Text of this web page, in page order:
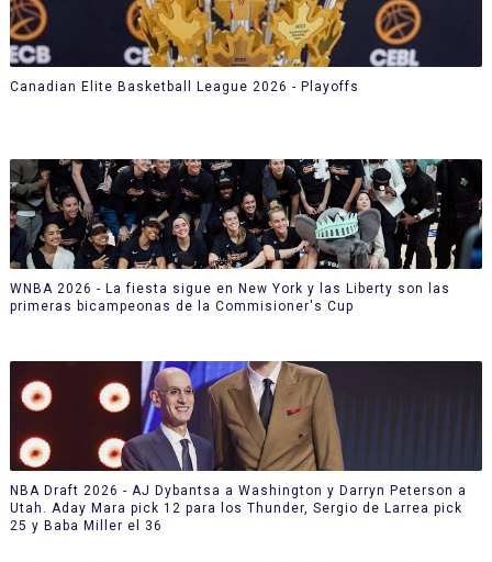
Canadian Elite Basketball League 2026 - Playoffs
WNBA 2026 - La fiesta sigue en New York y las Liberty son las
primeras bicampeonas de la Commisioner's Cup
NBA Draft 2026 - AJ Dybantsa a Washington y Darryn Peterson a
Utah. Aday Mara pick 12 para los Thunder, Sergio de Larrea pick
25 y Baba Miller el 36